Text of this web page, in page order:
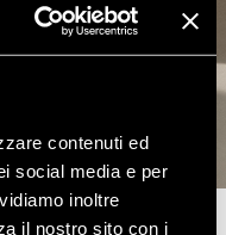
contenuti ed
social media e per
inoltre
il nostro sito con i